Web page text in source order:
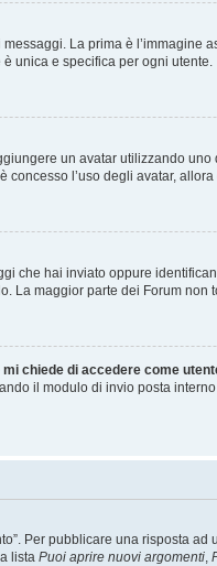
La prima è
unica e specifica per ogni utente.
un avatar utilizzando
l’uso degli avatar,
che hai inviato oppure
maggior parte dei Forum
chiede di accedere come
il modulo di invio posta
Per pubblicare una risposta
lista Puoi aprire nuovi argomenti,